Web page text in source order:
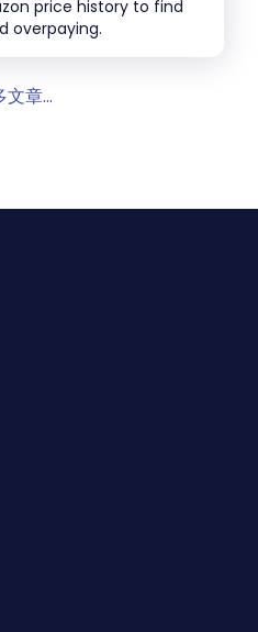
price history to find
overpaying.
文章...